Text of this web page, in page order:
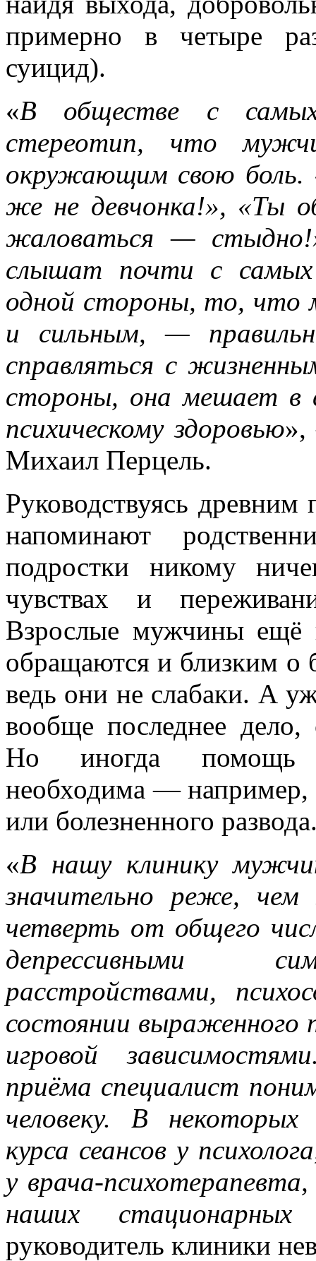
примерно в четыре
суицид).
«В обществе с самых
стереотип, что
окружающим свою
же не девчонка!», «Ты
жаловаться —
слышат почти с самых
одной стороны, то,
и сильным, —
справляться с
стороны, она мешает в
психическому здоровью»,
Михаил Перцель.
Руководствуясь
напоминают
подростки никому
чувствах и
Взрослые мужчины ещё
обращаются и близким о
ведь они не слабаки. А
вообще последнее
Но иногда помощь
необходима — например,
или болезненного
«В нашу клинику
значительно реже,
четверть от общего
депрессивными
расстройствами,
состоянии выраженного
игровой
приёма специалист
человеку. В
курса сеансов у
у врача-
наших стационарных
руководитель клиники